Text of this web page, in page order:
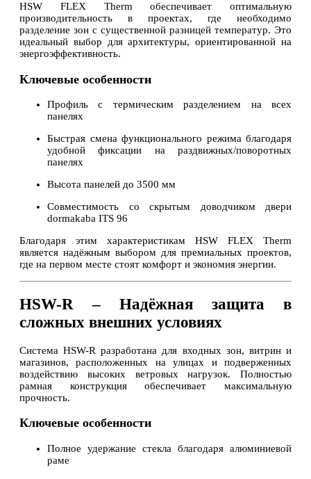
HSW FLEX Therm обеспечивает оптимальную
производительность в проектах, где необходимо
разделение зон с существенной разницей температур. Это
идеальный выбор для архитектуры, ориентированной на
энергоэффективность.
Ключевые особенности
Профиль с термическим разделением на всех
панелях
Быстрая смена функционального режима благодаря
удобной фиксации на раздвижных/поворотных
панелях
Высота панелей до 3500 мм
Совместимость со скрытым доводчиком двери
dormakaba ITS 96
Благодаря этим характеристикам HSW FLEX Therm
является надёжным выбором для премиальных проектов,
где на первом месте стоят комфорт и экономия энергии.
HSW-R – Надёжная защита в
сложных внешних условиях
Система HSW-R разработана для входных зон, витрин и
магазинов, расположенных на улицах и подверженных
воздействию высоких ветровых нагрузок. Полностью
рамная конструкция обеспечивает максимальную
прочность.
Ключевые особенности
Полное удержание стекла благодаря алюминиевой
раме